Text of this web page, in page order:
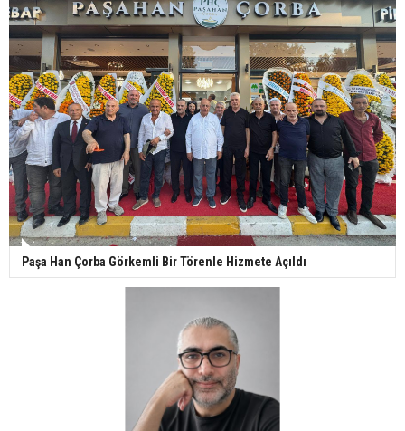
Paşa Han Çorba Görkemli Bir Törenle Hizmete Açıldı